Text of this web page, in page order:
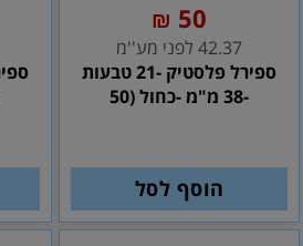
50
₪
42.37 לפני מע''מ
ספירל פלסטיק -21 טבעות
-38 מ"מ -כחול (50
הוסף לסל